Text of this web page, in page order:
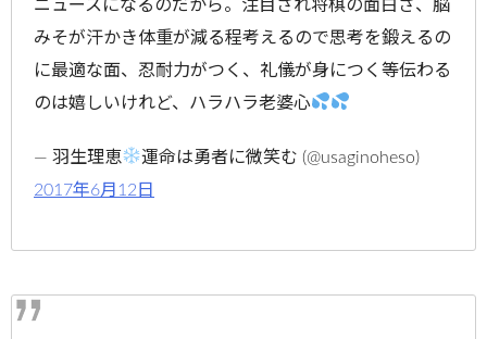
ニュースになるのだから。注目され将棋の面白さ、脳
みそが汗かき体重が減る程考えるので思考を鍛えるの
に最適な面、忍耐力がつく、礼儀が身につく等伝わる
のは嬉しいけれど、ハラハラ老婆心
— 羽生理恵
運命は勇者に微笑む (@usaginoheso)
2017年6月12日